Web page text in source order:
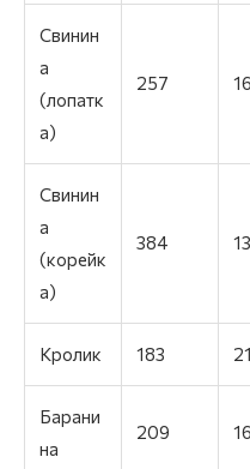
Свинин
а
(лопатк
а)
257
Свинин
а
(корейк
а)
384
Кролик 183
Барани
на
209